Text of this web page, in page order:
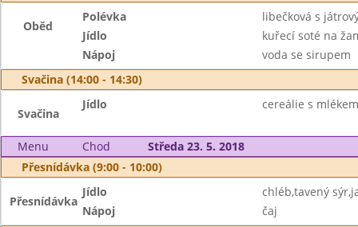
Oběd
Polévka
libečková s
Jídlo
kuřecí soté na
Nápoj
voda se sirupem
Svačina (14:00 - 14:30)
Svačina
Jídlo cereálie s
Menu Chod
Středa 23. 5. 2018
Přesnídávka (9:00 - 10:00)
Přesnídávka
Jídlo
chléb,tavený
Nápoj
čaj